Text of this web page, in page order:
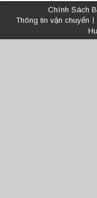
Chính Sách
Thông tin vận chuyển